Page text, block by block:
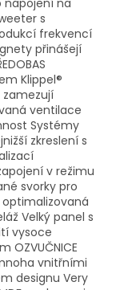
na
s
frekvencí
přinášejí
Klippel®
zamezují
ventilace
Systémy
zkreslení s
v režimu
svorky pro
Velký panel s
vysoce
OZVUČNICE
vnitřními
designu Very